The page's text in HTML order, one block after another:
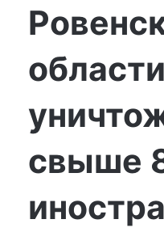
области
свыше